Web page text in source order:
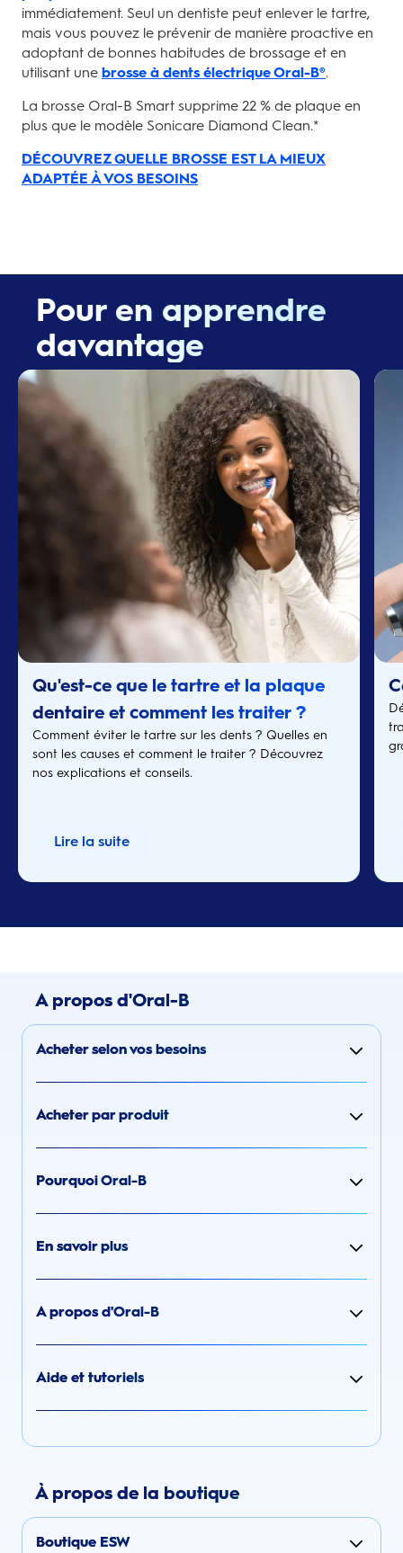
immédiatement. Seul un dentiste peut enlever le tartre,
mais vous pouvez le prévenir de manière proactive en
adoptant de bonnes habitudes de brossage et en
utilisant une brosse à dents électrique Oral-B®.
La brosse Oral-B Smart supprime 22 % de plaque en
plus que le modèle Sonicare Diamond Clean.*
DÉCOUVREZ QUELLE BROSSE EST LA MIEUX
ADAPTÉE À VOS BESOINS
Pour en apprendre
davantage
Qu'est-ce que le tartre et la plaque
dentaire et comment les traiter ?
Comment éviter le tartre sur les dents ? Quelles en
sont les causes et comment le traiter ? Découvrez
nos explications et conseils.
Lire la suite
A propos d'Oral-B
Acheter selon vos besoins
Acheter par produit
Pourquoi Oral-B
En savoir plus
A propos d'Oral-B
Aide et tutoriels
À propos de la boutique
Boutique ESW